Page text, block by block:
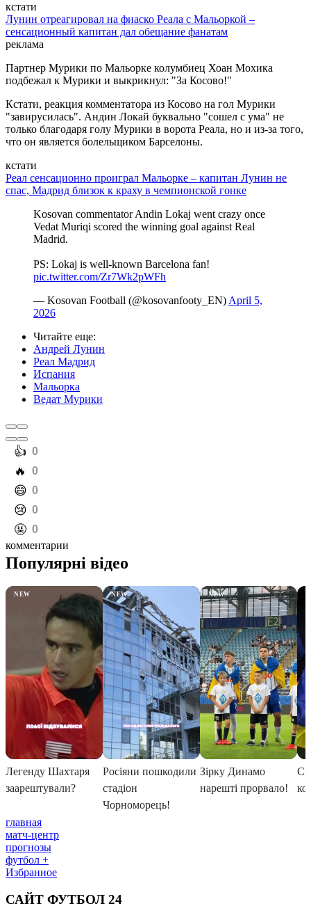
кстати
Лунин отреагировал на фиаско Реала с Мальоркой –
сенсационный капитан дал обещание фанатам
реклама
Партнер Мурики по Мальорке колумбиец Хоан Мохика
подбежал к Мурики и выкрикнул: "За Косово!"
Кстати, реакция комментатора из Косово на гол Мурики
"завирусилась". Андин Локай буквально "сошел с ума" не
только благодаря голу Мурики в ворота Реала, но и из-за того,
что он является болельщиком Барселоны.
кстати
Реал сенсационно проиграл Мальорке – капитан Лунин не
спас, Мадрид близок к краху в чемпионской гонке
Kosovan commentator Andin Lokaj went crazy once
Vedat Muriqi scored the winning goal against Real
Madrid.
PS: Lokaj is well-known Barcelona fan!
pic.twitter.com/Zr7Wk2pWFh
— Kosovan Football (@kosovanfooty_EN) April 5,
2026
Читайте еще:
Андрей Лунин
Реал Мадрид
Испания
Мальорка
Ведат Мурики
️👍 0
️🔥 0
️😄 0
️😢 0
️🤬 0
комментарии
главная
матч-центр
прогнозы
футбол +
Избранное
САЙТ ФУТБОЛ 24